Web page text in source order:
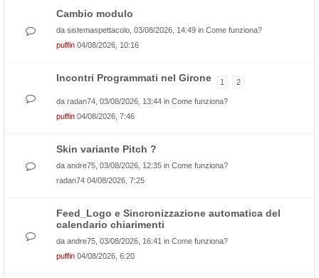
Cambio modulo
da sistemaspettacolo , 03/08/2026, 14:49 in Come funziona?
puffin 04/08/2026, 10:16
Incontri Programmati nel Girone 1 2
da radan74 , 03/08/2026, 13:44 in Come funziona?
puffin 04/08/2026, 7:46
Skin variante Pitch ?
da andre75 , 03/08/2026, 12:35 in Come funziona?
radan74 04/08/2026, 7:25
Feed_Logo e Sincronizzazione automatica del
calendario chiarimenti
da andre75 , 03/08/2026, 16:41 in Come funziona?
puffin 04/08/2026, 6:20